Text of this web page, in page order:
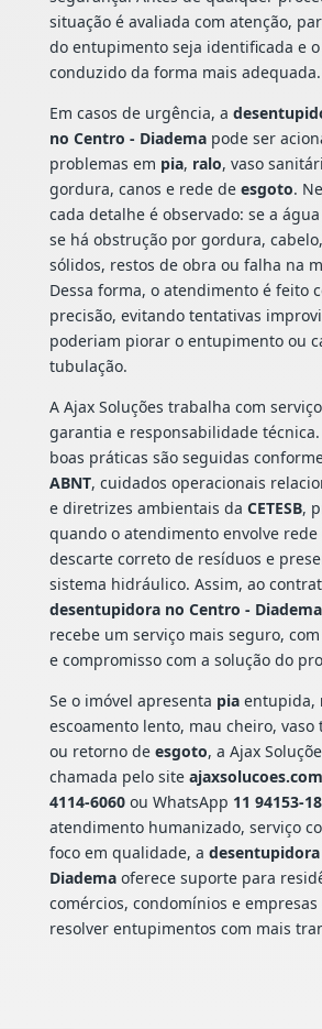
situação é avaliada com atenção,
do entupimento seja identificada e o
conduzido da forma mais adequada.
Em casos de urgência, a
no Centro - Diademapode ser
problemas em pia, ralo, vaso
gordura, canos e rede de esgoto.
cada detalhe é observado: se a
se há obstrução por gordura,
sólidos, restos de obra ou falha na
Dessa forma, o atendimento é feito
precisão, evitando tentativas
poderiam piorar o entupimento ou
tubulação.
A Ajax Soluções trabalha com
garantia e responsabilidade
boas práticas são seguidas
ABNT, cuidados operacionais
e diretrizes ambientais da CETESB,
quando o atendimento envolve rede
descarte correto de resíduos e
sistema hidráulico. Assim, ao
desentupidora no Centro - Diadema
recebe um serviço mais seguro,
e compromisso com a solução do
Se o imóvel apresenta piaentupida,
escoamento lento, mau cheiro,
ou retorno de esgoto, a Ajax
chamada pelo site
4114-6060ou WhatsApp 11 94153-
atendimento humanizado, serviço
foco em qualidade, a
Diademaoferece suporte para
comércios, condomínios e
resolver entupimentos com mais